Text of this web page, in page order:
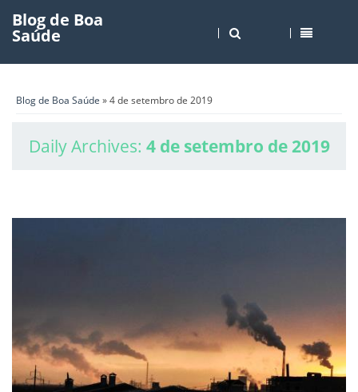
Blog de Boa
Saúde
Blog de Boa Saúde » 4 de setembro de 2019
Daily Archives: 4 de setembro de 2019